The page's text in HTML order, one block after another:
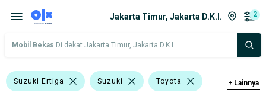
Jakarta Timur, Jakarta D.K.I. 2
Mobil Bekas Di dekat Jakarta Timur, Jakarta D.K.I.
Suzuki Ertiga Suzuki Toyota + Lainnya